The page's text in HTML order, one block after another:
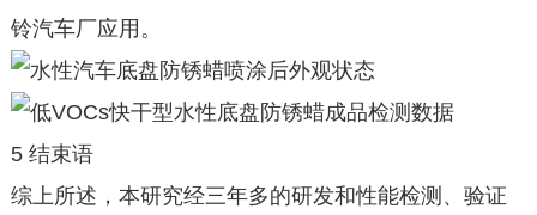
铃汽车厂应用。
5 结束语
综上所述，本研究经三年多的研发和性能检测、验证